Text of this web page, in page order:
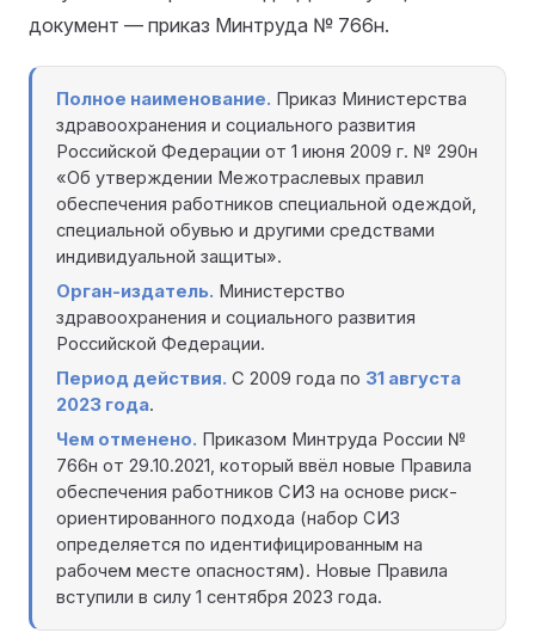
документ — приказ Минтруда № 766н.
Полное наименование. Приказ Министерства
здравоохранения и социального развития
Российской Федерации от 1 июня 2009 г. № 290н
«Об утверждении Межотраслевых правил
обеспечения работников специальной одеждой,
специальной обувью и другими средствами
индивидуальной защиты».
Орган-издатель. Министерство
здравоохранения и социального развития
Российской Федерации.
Период действия. С 2009 года по 31 августа
2023 года.
Чем отменено. Приказом Минтруда России №
766н от 29.10.2021, который ввёл новые Правила
обеспечения работников СИЗ на основе риск-
ориентированного подхода (набор СИЗ
определяется по идентифицированным на
рабочем месте опасностям). Новые Правила
вступили в силу 1 сентября 2023 года.